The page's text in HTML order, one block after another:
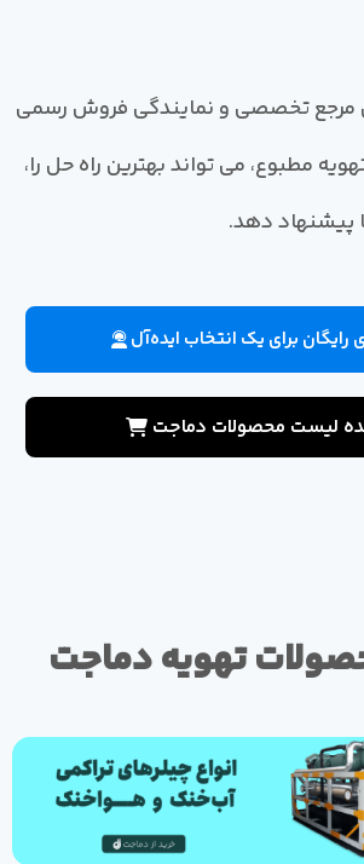
مرجع تخصصی و نمایندگی فروش رسمی
مطبوع، می تواند بهترین راه حل را،
پیشنهاد دهد.
رایگان برای یک انتخاب ایده‌آل
لیست محصولات دماجت
تهویه دماجت